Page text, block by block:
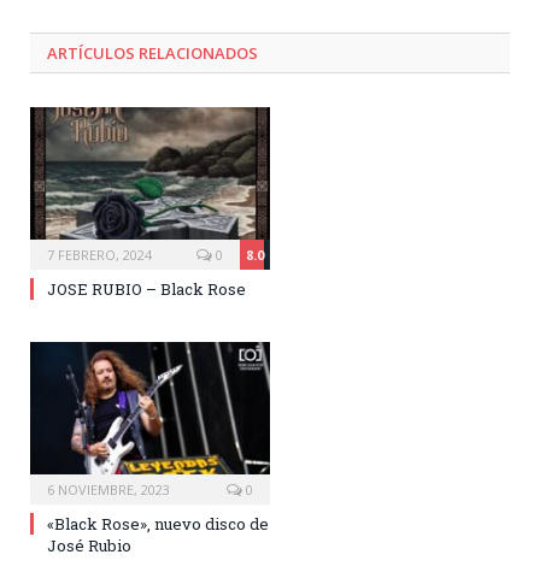
ARTÍCULOS RELACIONADOS
7 FEBRERO, 2024 8.0
0
JOSE RUBIO – Black Rose
6 NOVIEMBRE, 2023 0
«Black Rose», nuevo disco de
José Rubio